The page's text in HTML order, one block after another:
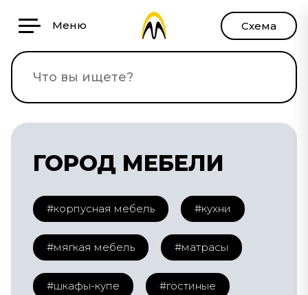
Меню Схема
ГОРОД МЕБЕЛИ
#корпусная мебель #кухни
#мягкая мебель #матрасы
#шкафы-купе #гостиные